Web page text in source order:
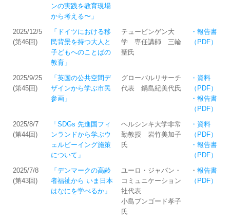
ンの実践を教育現場
から考える〜」
2025/12/5
(第46回)
「ドイツにおける移
民背景を持つ大人と
子どもへのことばの
教育」
テュービンゲン大
学 専任講師 三輪
聖氏
・報告書
（PDF）
2025/9/25
(第45回)
「英国の公共空間デ
ザインから学ぶ市民
参画」
グローバルリサーチ
代表 鍋島紀美代氏
・資料
（PDF）
・報告書
（PDF）
2025/8/7
(第44回)
「SDGs 先進国フィ
ンランドから学ぶウ
ェルビーイング施策
について」
ヘルシンキ大学非常
勤教授 岩竹美加子
氏
・資料
（PDF）
・報告書
（PDF）
2025/7/8
(第43回)
「デンマークの高齢
者福祉から いま日本
はなにを学べるか」
ユーロ・ジャパン・
コミュニケーション
社代表
小島ブンゴード孝子
氏
・ 報告書
（PDF）